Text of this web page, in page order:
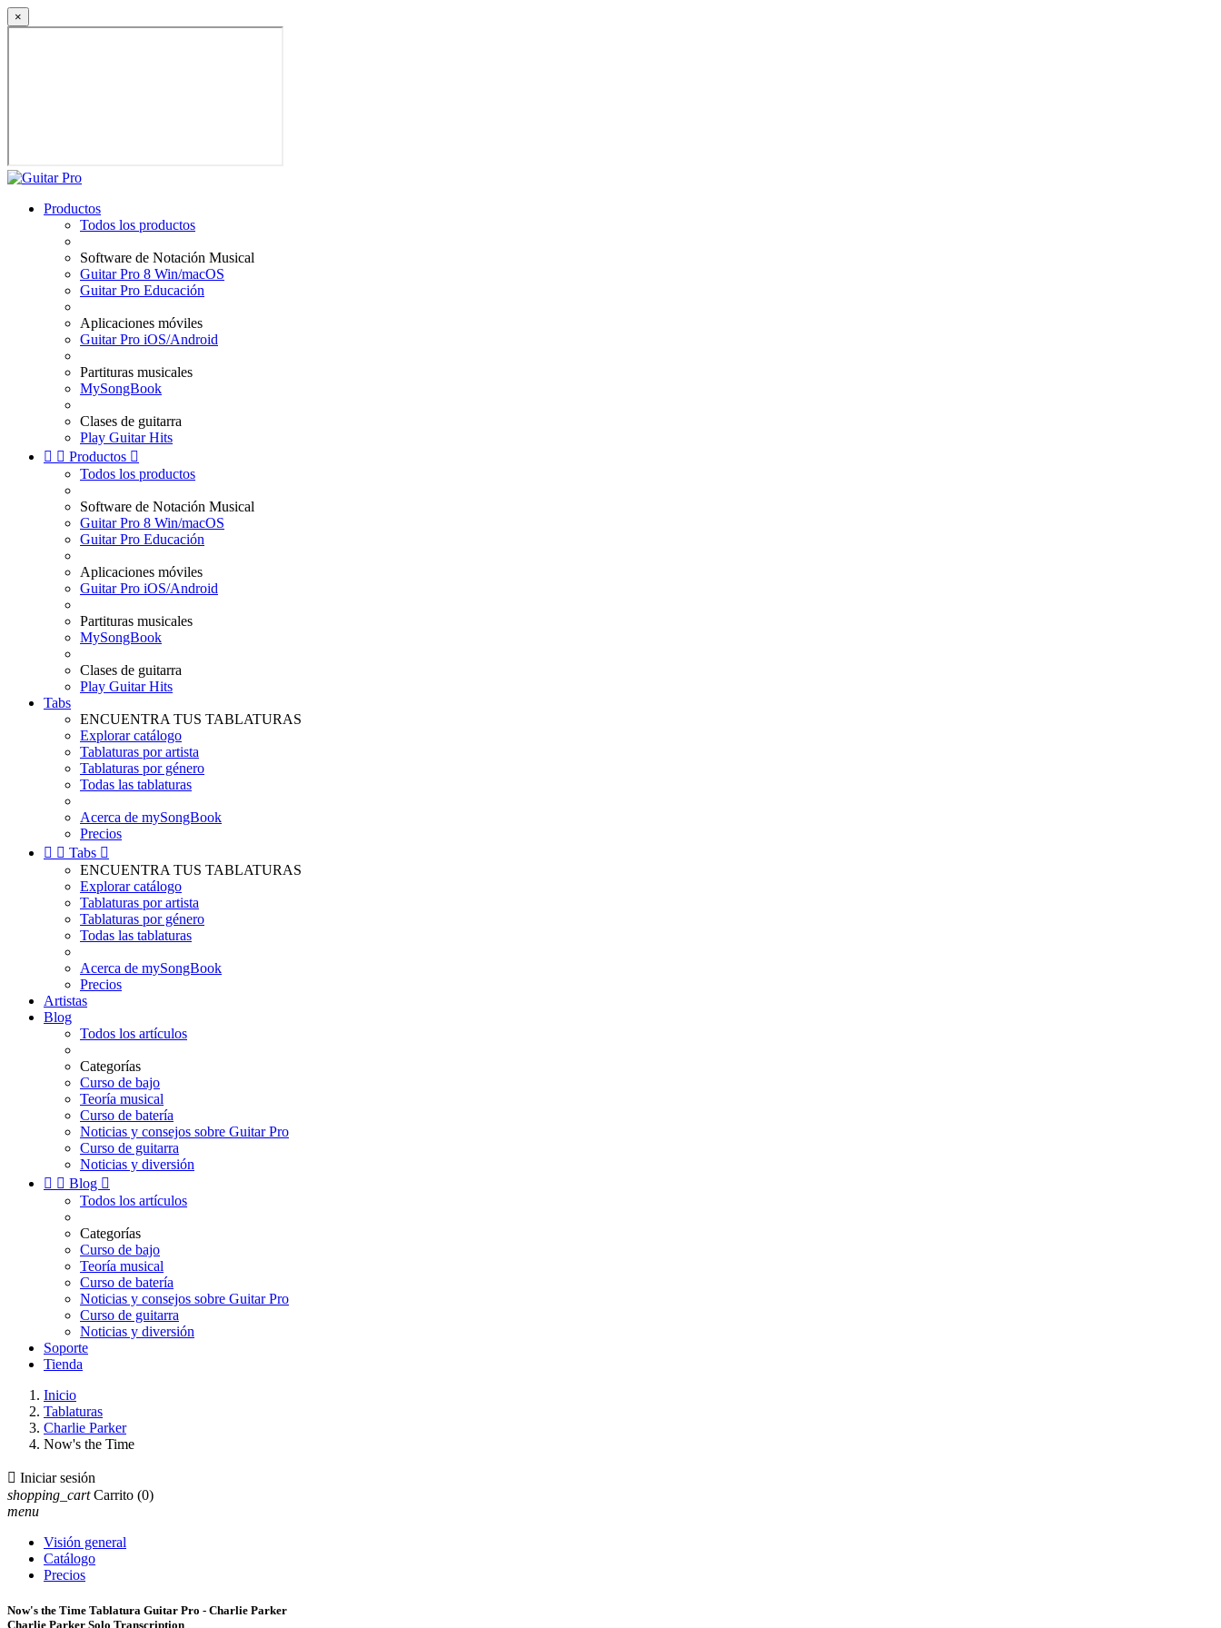
×
Productos
Todos los productos
Software de Notación Musical
Guitar Pro 8 Win/macOS
Guitar Pro Educación
Aplicaciones móviles
Guitar Pro iOS/Android
Partituras musicales
MySongBook
Clases de guitarra
Play Guitar Hits
  Productos 
Todos los productos
Software de Notación Musical
Guitar Pro 8 Win/macOS
Guitar Pro Educación
Aplicaciones móviles
Guitar Pro iOS/Android
Partituras musicales
MySongBook
Clases de guitarra
Play Guitar Hits
Tabs
ENCUENTRA TUS TABLATURAS
Explorar catálogo
Tablaturas por artista
Tablaturas por género
Todas las tablaturas
Acerca de mySongBook
Precios
  Tabs 
ENCUENTRA TUS TABLATURAS
Explorar catálogo
Tablaturas por artista
Tablaturas por género
Todas las tablaturas
Acerca de mySongBook
Precios
Artistas
Blog
Todos los artículos
Categorías
Curso de bajo
Teoría musical
Curso de batería
Noticias y consejos sobre Guitar Pro
Curso de guitarra
Noticias y diversión
  Blog 
Todos los artículos
Categorías
Curso de bajo
Teoría musical
Curso de batería
Noticias y consejos sobre Guitar Pro
Curso de guitarra
Noticias y diversión
Soporte
Tienda
Inicio
Tablaturas
Charlie Parker
Now's the Time
 Iniciar sesión
shopping_cart Carrito (0)
menu
Visión general
Catálogo
Precios
Now's the Time Tablatura Guitar Pro - Charlie Parker
Charlie Parker Solo Transcription